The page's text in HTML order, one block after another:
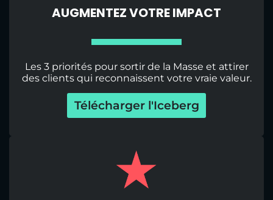
AUGMENTEZ VOTRE IMPACT
Les 3 priorités pour sortir de la Masse et attirer
des clients qui reconnaissent votre vraie valeur.
Télécharger l'Iceberg